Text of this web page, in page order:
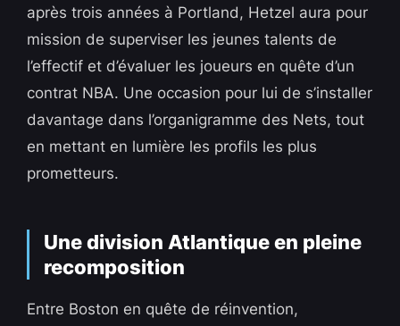
après trois années à Portland, Hetzel aura pour
mission de superviser les jeunes talents de
l’effectif et d’évaluer les joueurs en quête d’un
contrat NBA. Une occasion pour lui de s’installer
davantage dans l’organigramme des Nets, tout
en mettant en lumière les profils les plus
prometteurs.
Une division Atlantique en pleine
recomposition
Entre Boston en quête de réinvention,